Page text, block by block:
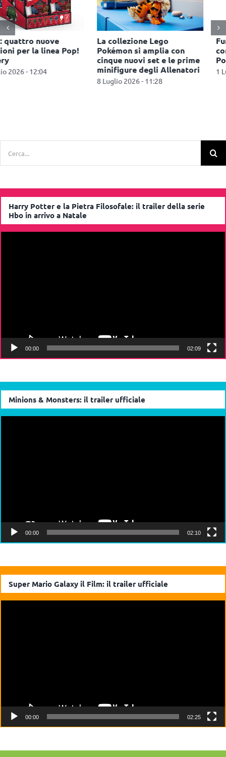
Funko celebra X-Men ’97
con una nuova selezione di
Pop!
1 Luglio 2026 - 12:46
Miniso porta in Italia i
collezionabili Yoyo e lancia
una campagna di
comunicazione a Milano
1 Luglio 2026 - 12:30
Harry Potter e la Pietra Filosofale: il trailer della serie
Hbo in arrivo a Natale
00:00 02:09
Minions & Monsters: il trailer ufficiale
00:00 02:10
Super Mario Galaxy il Film: il trailer ufficiale
00:00 02:25